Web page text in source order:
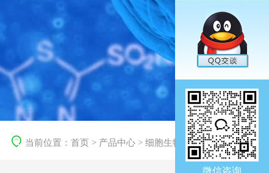
当前位置： 首页 > 产品中心 > 细胞生物学产品>重组蛋白
微信咨询